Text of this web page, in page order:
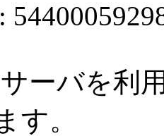
サーバを利
す。